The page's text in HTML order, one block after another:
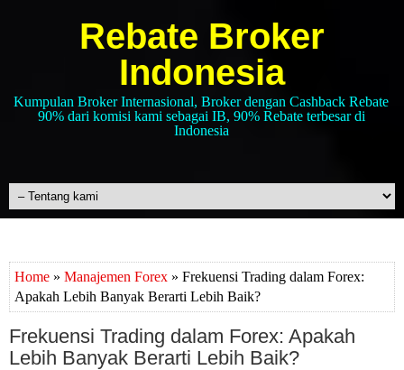
Rebate Broker
Indonesia
Kumpulan Broker Internasional, Broker dengan Cashback Rebate
90% dari komisi kami sebagai IB, 90% Rebate terbesar di
Indonesia
Home » Manajemen Forex » Frekuensi Trading dalam Forex:
Apakah Lebih Banyak Berarti Lebih Baik?
Frekuensi Trading dalam Forex: Apakah
Lebih Banyak Berarti Lebih Baik?